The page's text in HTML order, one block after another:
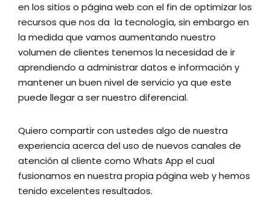
en los sitios o página web con el fin de optimizar los
recursos que nos da la tecnología, sin embargo en
la medida que vamos aumentando nuestro
volumen de clientes tenemos la necesidad de ir
aprendiendo a administrar datos e información y
mantener un buen nivel de servicio ya que este
puede llegar a ser nuestro diferencial.
Quiero compartir con ustedes algo de nuestra
experiencia acerca del uso de nuevos canales de
atención al cliente como Whats App el cual
fusionamos en nuestra propia página web y hemos
tenido excelentes resultados.